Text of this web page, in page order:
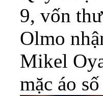
9, vốn
Olmo
Mikel
mặc áo